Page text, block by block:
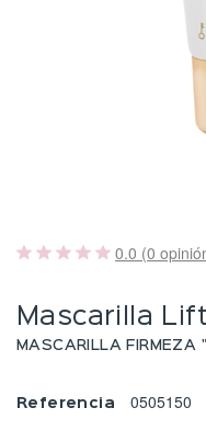
0.0 (0
Mascarilla
MASCARILLA FIRMEZA
Referencia 0505150